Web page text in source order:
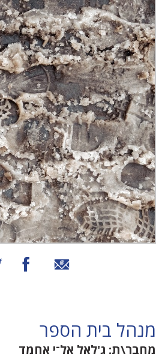
שיתוף
מנהל בית הספר
מחבר\ת: ג'לאל אל־י אחמד